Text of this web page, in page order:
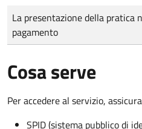
Tipo di pagamento
Importo
La presentazione della pratica
pagamento
Cosa serve
Per accedere al servizio,
SPID (sistema pubblico di